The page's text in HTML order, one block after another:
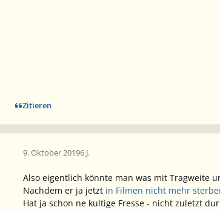
Zitieren
9. Oktober 20196 J.
Also eigentlich könnte man was mit Tragweite
Nachdem er ja jetzt in Filmen nicht mehr
Hat ja schon ne kultige Fresse - nicht zuletzt